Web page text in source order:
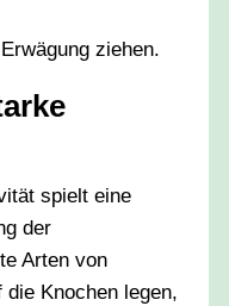
ziehen.
spielt eine
der
Arten von
Knochen legen,